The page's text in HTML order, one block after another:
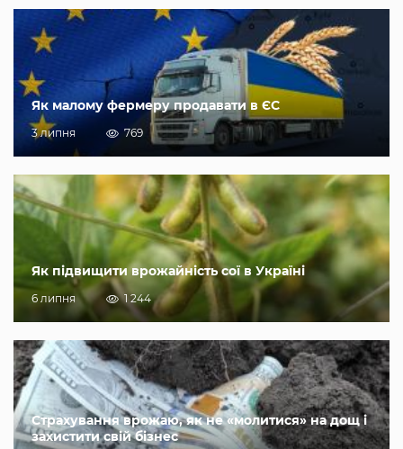
Як малому фермеру продавати в ЄС
3 липня 769
Як підвищити врожайність сої в Україні
6 липня 1 244
Страхування врожаю, як не «молитися» на дощ і
захистити свій бізнес